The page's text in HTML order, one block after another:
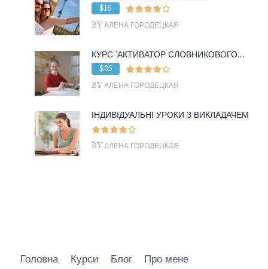
$16
BY АЛЕНА ГОРОДЕЦКАЯ
КУРС ‘АКТИВАТОР СЛОВНИКОВОГО...
$35
BY АЛЕНА ГОРОДЕЦКАЯ
ІНДИВІДУАЛЬНІ УРОКИ З ВИКЛАДАЧЕМ
BY АЛЕНА ГОРОДЕЦКАЯ
Головна Курси Блог Про мене